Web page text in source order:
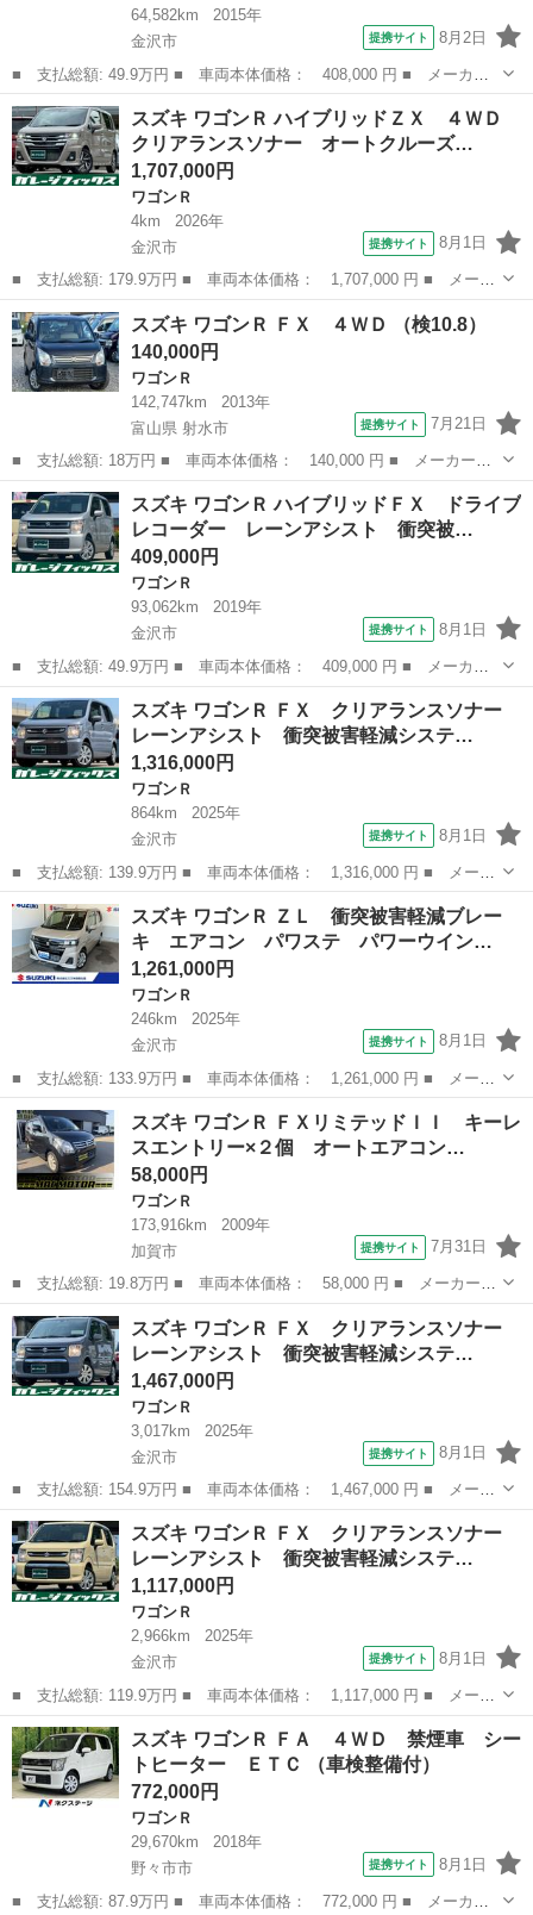
64,582km
2015年
金沢市
提携サイト 8月2日
■ 支払総額: 49.9万円 ■ 車両本体価格： 408,000 円 ■ メーカー
名： スズキ ■ 車種名： ワゴンＲ ■ グレード名： ＦＸ バッ
クカメラ ナビ ＴＶ キーレスエントリー アイドリングストッ
プ 電動格納ミ...
石川 金沢市 ワゴンＲ
スズキ ワゴンＲ ハイブリッドＺＸ ４ＷＤ
クリアランスソナー オートクルーズ…
1,707,000円
ワゴンＲ
4km
2026年
金沢市
提携サイト 8月1日
■ 支払総額: 179.9万円 ■ 車両本体価格： 1,707,000 円 ■ メーカ
ー名： スズキ ■ 車種名： ワゴンＲ ■ グレード名： ハイブリ
ッドＺＸ ４ＷＤ クリアランスソナー オートクルーズコントロー
ル 衝突...
石川 金沢市 ワゴンＲ
スズキ ワゴンＲ ＦＸ ４ＷＤ （検10.8）
140,000円
ワゴンＲ
142,747km
2013年
富山県 射水市
提携サイト 7月21日
■ 支払総額: 18万円 ■ 車両本体価格： 140,000 円 ■ メーカー
名： スズキ ■ 車種名： ワゴンＲ ■ グレード名： ＦＸ ４Ｗ
Ｄ ■ 排気量： 660cc ■ ドア枚数： 5D ■ ミッション： CVT ...
富山 射水市 ワゴンＲ
スズキ ワゴンＲ ハイブリッドＦＸ ドライブ
レコーダー レーンアシスト 衝突被…
409,000円
ワゴンＲ
93,062km
2019年
金沢市
提携サイト 8月1日
■ 支払総額: 49.9万円 ■ 車両本体価格： 409,000 円 ■ メーカー
名： スズキ ■ 車種名： ワゴンＲ ■ グレード名： ハイブリッ
ドＦＸ ドライブレコーダー レーンアシスト 衝突被害軽減システ
ム オートラ...
石川 金沢市 ワゴンＲ
スズキ ワゴンＲ ＦＸ クリアランスソナー
レーンアシスト 衝突被害軽減システ…
1,316,000円
ワゴンＲ
864km
2025年
金沢市
提携サイト 8月1日
■ 支払総額: 139.9万円 ■ 車両本体価格： 1,316,000 円 ■ メーカ
ー名： スズキ ■ 車種名： ワゴンＲ ■ グレード名： ＦＸ ク
リアランスソナー レーンアシスト 衝突被害軽減システム オート
ライト ...
石川 金沢市 ワゴンＲ
スズキ ワゴンＲ ＺＬ 衝突被害軽減ブレー
キ エアコン パワステ パワーウイン…
1,261,000円
ワゴンＲ
246km
2025年
金沢市
提携サイト 8月1日
■ 支払総額: 133.9万円 ■ 車両本体価格： 1,261,000 円 ■ メーカ
ー名： スズキ ■ 車種名： ワゴンＲ ■ グレード名： ＺＬ 衝
突被害軽減ブレーキ エアコン パワステ パワーウインドー 電動
格納式リ...
石川 金沢市 ワゴンＲ
スズキ ワゴンＲ ＦＸリミテッドＩＩ キーレ
スエントリー×２個 オートエアコン…
58,000円
ワゴンＲ
173,916km
2009年
加賀市
提携サイト 7月31日
■ 支払総額: 19.8万円 ■ 車両本体価格： 58,000 円 ■ メーカー
名： スズキ ■ 車種名： ワゴンＲ ■ グレード名： ＦＸリミテ
ッドＩＩ キーレスエントリー×２個 オートエアコン プッシュスタ
ート １４Ａ...
石川 加賀市 ワゴンＲ
スズキ ワゴンＲ ＦＸ クリアランスソナー
レーンアシスト 衝突被害軽減システ…
1,467,000円
ワゴンＲ
3,017km
2025年
金沢市
提携サイト 8月1日
■ 支払総額: 154.9万円 ■ 車両本体価格： 1,467,000 円 ■ メーカ
ー名： スズキ ■ 車種名： ワゴンＲ ■ グレード名： ＦＸ ク
リアランスソナー レーンアシスト 衝突被害軽減システム オート
ライト ...
石川 金沢市 ワゴンＲ
スズキ ワゴンＲ ＦＸ クリアランスソナー
レーンアシスト 衝突被害軽減システ…
1,117,000円
ワゴンＲ
2,966km
2025年
金沢市
提携サイト 8月1日
■ 支払総額: 119.9万円 ■ 車両本体価格： 1,117,000 円 ■ メーカ
ー名： スズキ ■ 車種名： ワゴンＲ ■ グレード名： ＦＸ ク
リアランスソナー レーンアシスト 衝突被害軽減システム オート
ライト ...
石川 金沢市 ワゴンＲ
スズキ ワゴンＲ ＦＡ ４ＷＤ 禁煙車 シー
トヒーター ＥＴＣ （車検整備付）
772,000円
ワゴンＲ
29,670km
2018年
野々市市
提携サイト 8月1日
■ 支払総額: 87.9万円 ■ 車両本体価格： 772,000 円 ■ メーカー